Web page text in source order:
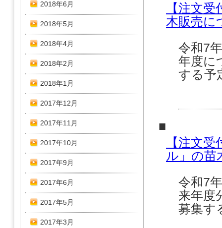
【注文
木販売に
令和7
年度に
する予
■
【注文
ル」の苗
令和7
来年度
募集す
2018年6月
2018年5月
2018年4月
2018年2月
2018年1月
2017年12月
2017年11月
2017年10月
2017年9月
2017年6月
2017年5月
2017年3月